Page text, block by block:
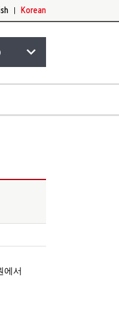
Korean
에서